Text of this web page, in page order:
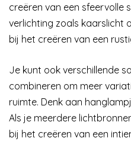
creëren van een sfeervolle
verlichting zoals kaarslicht
bij het creëren van een
Je kunt ook verschillende
combineren om meer
ruimte. Denk aan
Als je meerdere
bij het creëren van een